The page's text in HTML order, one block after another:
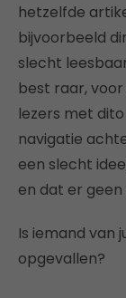
hetzelfde
bijvoorbeeld
slecht
best raar,
lezers met
navigatie
een slecht
en dat er geen
Is iemand van
opgevallen?